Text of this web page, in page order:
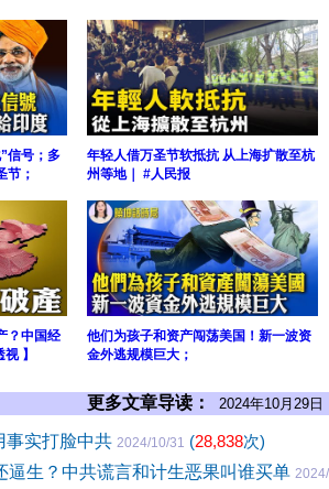
信号；多
节；
年轻人借万圣节软抵抗 从上海扩散至杭
州等地｜ #人民报
？中国经
】
他们为孩子和资产闯荡美国！新一波资
金外逃规模巨大；
更多文章导读： 2024年10月29日
事实打脸中共 2024/10/31 (28,838次)
逼生？中共谎言和计生恶果叫谁买单